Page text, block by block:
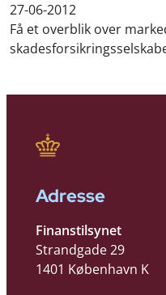
27-06-2012
Få et overblik over
Adresse
Finanstilsynet
Strandgade 29
1401 København K